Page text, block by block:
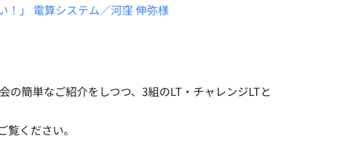
」 電算システム／河窪 伸弥様
簡単なご紹介をしつつ、3組のLT・チャレンジLTと
ください。